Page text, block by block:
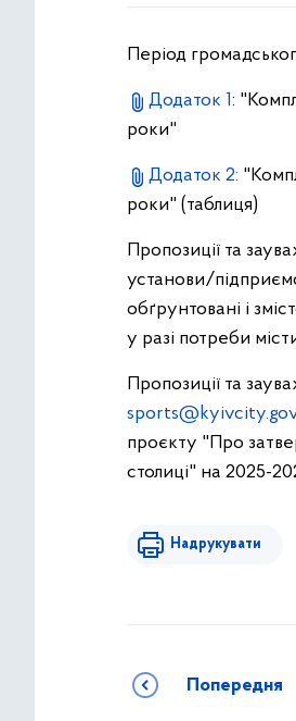
Період
Додаток 1:
роки"
Додаток 2:
роки" (таблиця)
Пропозиції та
установи/
обґрунтовані і
у разі потреби
Пропозиції та
проєкту "Про
столиці" на 2025-
Надрукувати
Попередня